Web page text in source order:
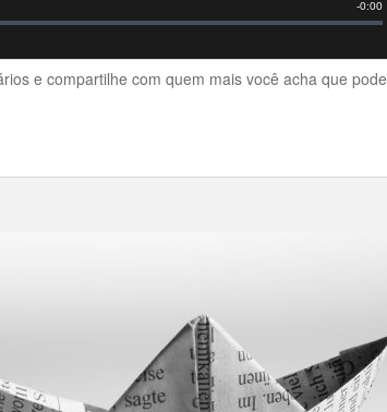
e compartilhe com quem mais você acha que pode